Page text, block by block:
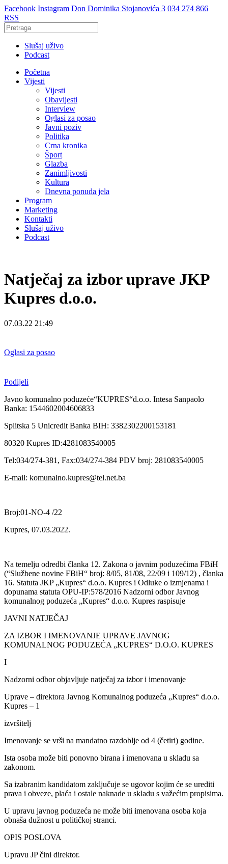
Facebook Instagram Don Dominika Stojanovića 3 034 274 866
RSS
Slušaj uživo
Podcast
Početna
Vijesti
Vijesti
Obavijesti
Interview
Oglasi za posao
Javni poziv
Politika
Crna kronika
Šport
Glazba
Zanimljivosti
Kultura
Dnevna ponuda jela
Program
Marketing
Kontakti
Slušaj uživo
Podcast
Natječaj za izbor uprave JKP
Kupres d.o.o.
07.03.22 21:49
Oglasi za posao
Podijeli
Javno komunalno poduzeće“KUPRES“d.o.o. Intesa Sanpaolo
Banka: 1544602004606833
Splitska 5 Unicredit Banka BIH: 3382302200153181
80320 Kupres ID:4281083540005
Tel:034/274-381, Fax:034/274-384 PDV broj: 281083540005
E-mail: komunalno.kupres@tel.net.ba
Broj:01-NO-4 /22
Kupres, 07.03.2022.
Na temelju odredbi članka 12. Zakona o javnim poduzećima FBiH
(“Službene novine FBiH“ broj: 8/05, 81/08, 22/09 i 109/12) , članka
16. Statuta JKP „Kupres“ d.o.o. Kupres i Odluke o izmjenama i
dopunama statuta OPU-IP:578/2016 Nadzorni odbor Javnog
komunalnog poduzeća „Kupres“ d.o.o. Kupres raspisuje
JAVNI NATJEČAJ
ZA IZBOR I IMENOVANJE UPRAVE JAVNOG
KOMUNALNOG PODUZEĆA „KUPRES“ D.O.O. KUPRES
I
Nadzorni odbor objavljuje natječaj za izbor i imenovanje
Uprave – direktora Javnog Komunalnog poduzeća „Kupres“ d.o.o.
Kupres – 1
izvršitelj
Imenovanje se vrši na mandatno razdoblje od 4 (četiri) godine.
Ista osoba može biti ponovno birana i imenovana u skladu sa
zakonom.
Sa izabranim kandidatom zaključuje se ugovor kojim će se urediti
prava i obveze, plaća i ostale naknade u skladu s važećim propisima.
U upravu javnog poduzeća ne može biti imenovana osoba koja
obnaša dužnost u političkoj stranci.
OPIS POSLOVA
Upravu JP čini direktor.